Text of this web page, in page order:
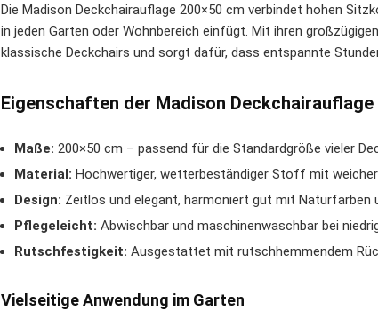
Die Madison Deckchairauflage 200×50 cm verbindet hohen
in jeden Garten oder Wohnbereich einfügt. Mit ihren
klassische Deckchairs und sorgt dafür, dass entspannte
Eigenschaften der Madison Deckchairauflage
Maße: 200×50 cm – passend für die Standardgröße vieler
Material: Hochwertiger, wetterbeständiger Stoff mit
Design: Zeitlos und elegant, harmoniert gut mit Naturfarben
Pflegeleicht: Abwischbar und maschinenwaschbar bei
Rutschfestigkeit: Ausgestattet mit rutschhemmendem
Vielseitige Anwendung im Garten